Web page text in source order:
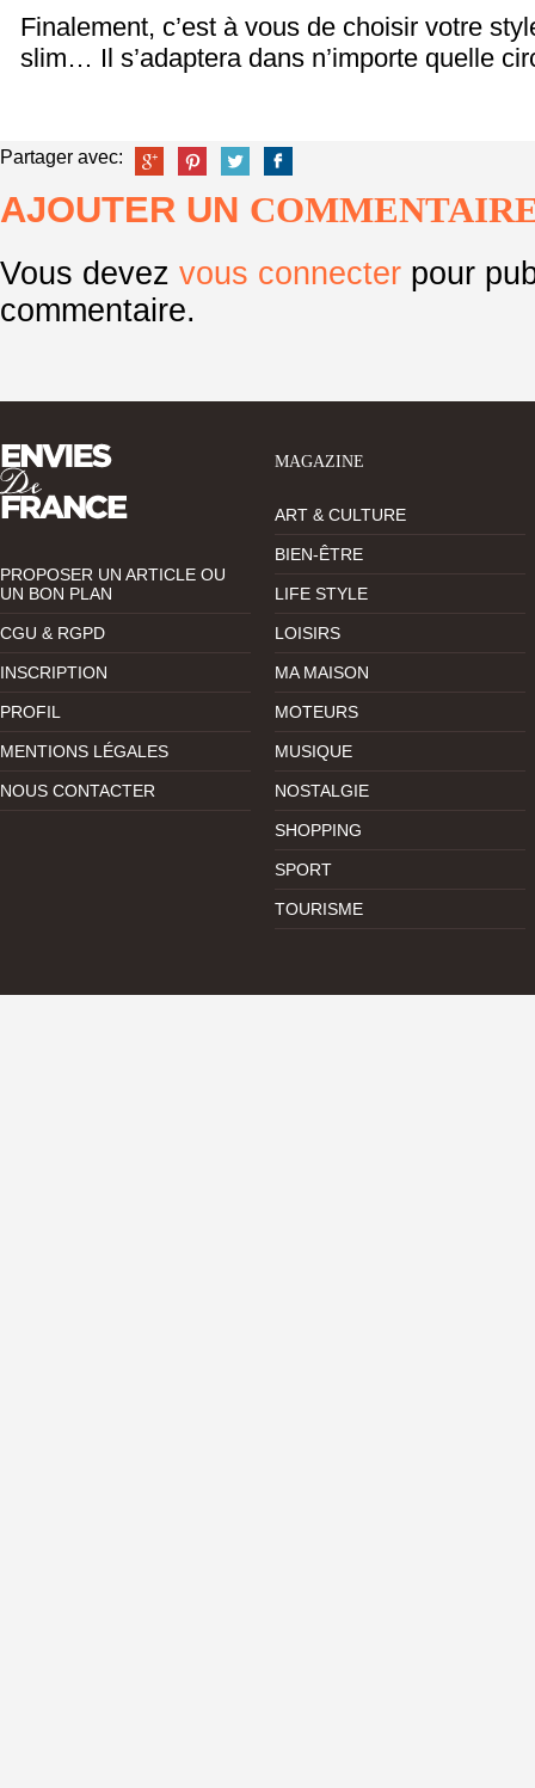
Finalement, c’est à vous de choisir votre
slim… Il s’adaptera dans n’importe quelle
Partager avec:
AJOUTER UN
Vous devez vous connecter pour
commentaire.
PROPOSER UN ARTICLE OU
UN BON PLAN
CGU & RGPD
INSCRIPTION
PROFIL
MENTIONS LÉGALES
NOUS CONTACTER
MAGAZINE
ART & CULTURE
BIEN-ÊTRE
LIFE STYLE
LOISIRS
MA MAISON
MOTEURS
MUSIQUE
NOSTALGIE
SHOPPING
SPORT
TOURISME